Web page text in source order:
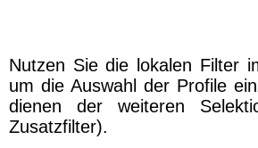
Nutzen Sie die lokalen Filter
um die Auswahl der Profile
dienen der weiteren
Zusatzfilter).